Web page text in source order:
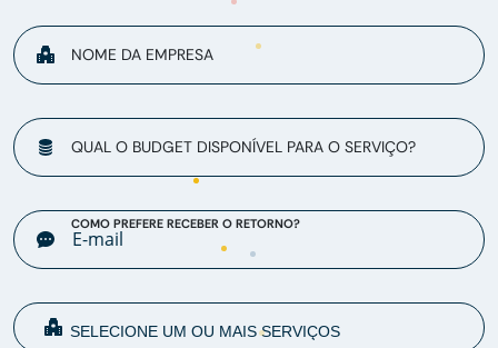
NOME DA EMPRESA
QUAL O BUDGET DISPONÍVEL PARA O SERVIÇO?
COMO PREFERE RECEBER O RETORNO?